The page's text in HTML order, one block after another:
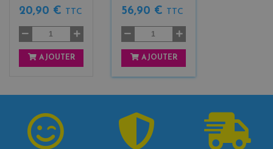
20,90 € TTC
AJOUTER
56,90 € TTC
AJOUTER